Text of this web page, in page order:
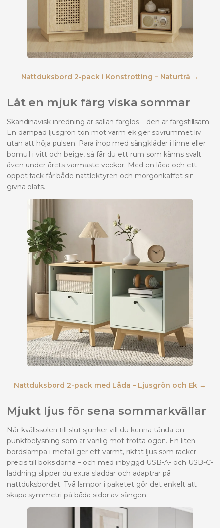
Nattduksbord 2-pack i Konstrotting – Naturträ →
Låt en mjuk färg viska sommar
Skandinavisk inredning är sällan färglös – den är färgstillsam.
En dämpad ljusgrön ton mot varm ek ger sovrummet liv
utan att höja pulsen. Para ihop med sängkläder i linne eller
bomull i vitt och beige, så får du ett rum som känns svalt
även under årets varmaste veckor. Med en låda och ett
öppet fack får både nattlektyren och morgonkaffet sin
givna plats.
Nattduksbord 2-pack med Låda – Ljusgrön och Ek →
Mjukt ljus för sena sommarkvällar
När kvällssolen till slut sjunker vill du kunna tända en
punktbelysning som är vänlig mot trötta ögon. En liten
bordslampa i metall ger ett varmt, riktat ljus som räcker
precis till boksidorna – och med inbyggd USB-A- och USB-C-
laddning slipper du extra sladdar och adaptrar på
nattduksbordet. Två lampor i paketet gör det enkelt att
skapa symmetri på båda sidor av sängen.